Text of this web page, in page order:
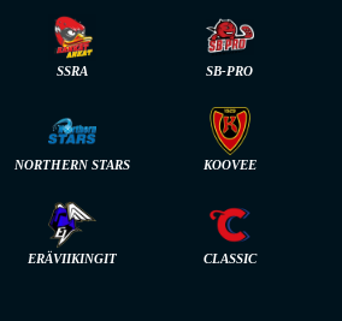
SSRA SB-PRO
NORTHERN STARS KOOVEE
ERÄVIIKINGIT CLASSIC